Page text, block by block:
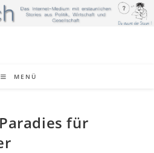
MENÜ
für